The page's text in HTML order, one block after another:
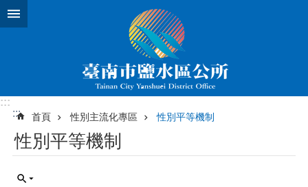
跳到主要內容區塊
:::
:::
首頁 性別主流化專區 性別平等機制
性別平等機制